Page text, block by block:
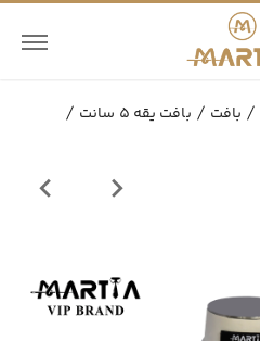
بافت
بافت یقه 5 سانت